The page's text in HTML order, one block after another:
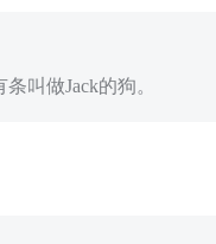
叫做Jack的狗。